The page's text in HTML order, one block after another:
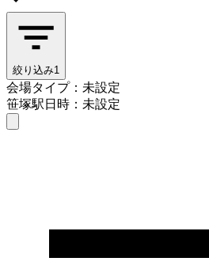
絞り込み1
会場タイプ：未設定
笹塚駅日時：未設定